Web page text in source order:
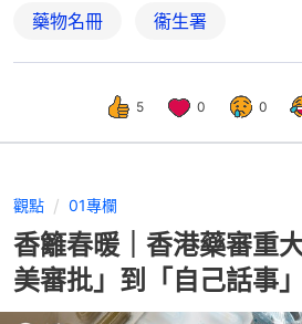
藥物名冊 衞生署
5 0 0
觀點 01專欄
香籬春暖｜香港藥審重
美審批」到「自己話事」